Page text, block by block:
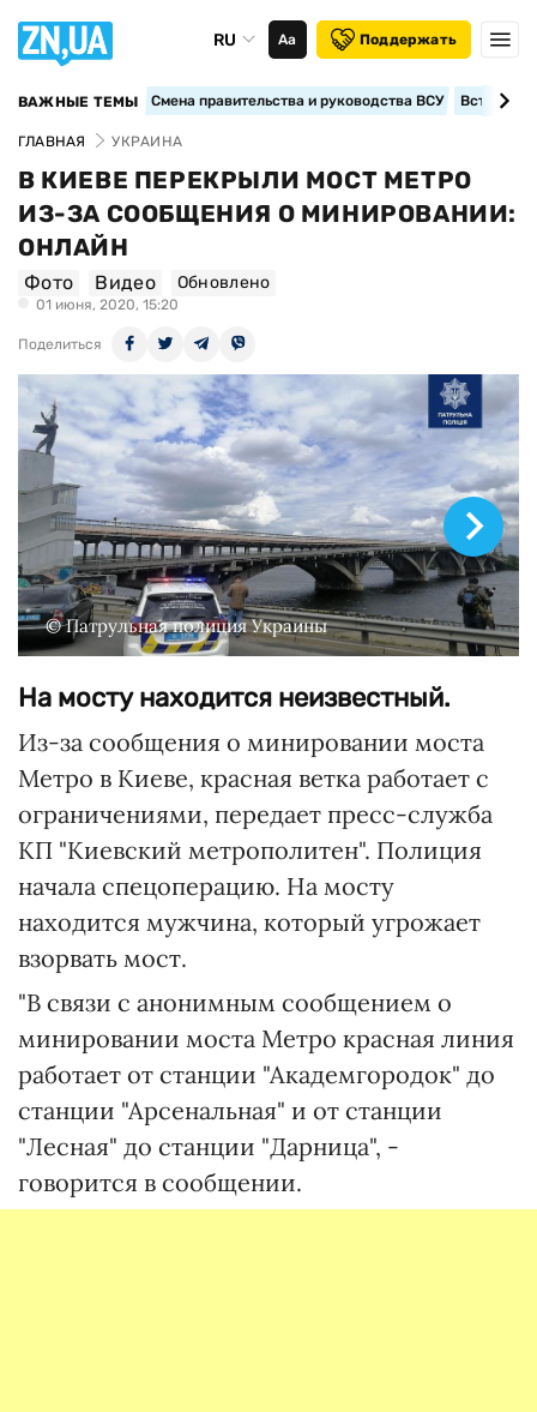
RU Аа Поддержать
ВАЖНЫЕ ТЕМЫ Смена правительства и руководства ВСУ
ГЛАВНАЯ УКРАИНА
В КИЕВЕ ПЕРЕКРЫЛИ МОСТ МЕТРО
ИЗ-ЗА СООБЩЕНИЯ О МИНИРОВАНИИ:
ОНЛАЙН
Фото Видео Обновлено
01 июня, 2020, 15:20
Поделиться
© Патрульная полиция Украины
На мосту находится неизвестный.
Из-за сообщения о минировании моста
Метро в Киеве, красная ветка работает с
ограничениями, передает пресс-служба
КП "Киевский метрополитен". Полиция
начала спецоперацию. На мосту
находится мужчина, который угрожает
взорвать мост.
"В связи с анонимным сообщением о
минировании моста Метро красная линия
работает от станции "Академгородок" до
станции "Арсенальная" и от станции
"Лесная" до станции "Дарница", -
говорится в сообщении.